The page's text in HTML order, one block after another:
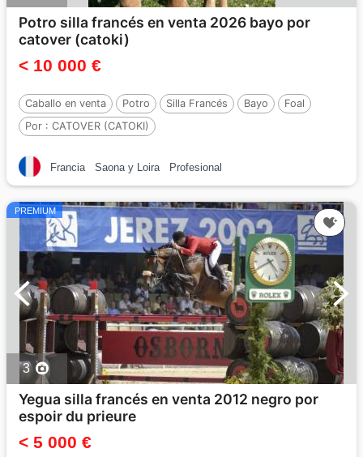
Potro silla francés en venta 2026 bayo por
catover (catoki)
< 10 000 €
Caballo en venta Potro Silla Francés Bayo
Foal
Por : CATOVER (CATOKI)
Francia Saona y Loira Profesional
PREMIUM
3
Yegua silla francés en venta 2012 negro por
espoir du prieure
< 5 000 €